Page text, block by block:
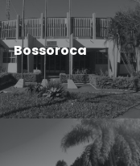
Bossoroca